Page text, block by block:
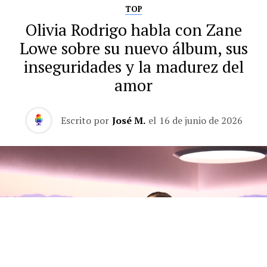
TOP
Olivia Rodrigo habla con Zane
Lowe sobre su nuevo álbum, sus
inseguridades y la madurez del
amor
Escrito por José M. el 16 de junio de 2026